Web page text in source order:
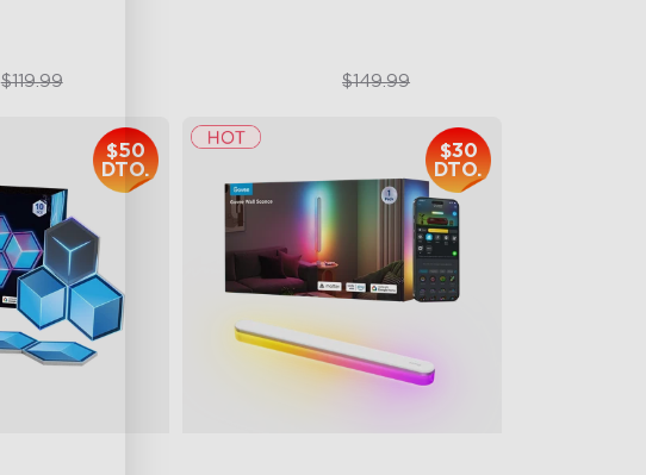
$119.99 $129.99$149.99
$50
DTO.
$30
DTO.